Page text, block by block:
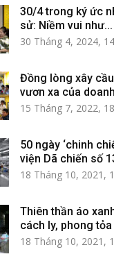
30/4 trong ký ức
sử: Niềm vui như...
30 Tháng 4, 2024,
Đồng lòng xây
vươn xa của
15 Tháng 7, 2022,
50 ngày ‘chinh
viện Dã chiến số
18 Tháng 10, 2021,
Thiên thần áo
cách ly, phong tỏa
18 Tháng 10, 2021,